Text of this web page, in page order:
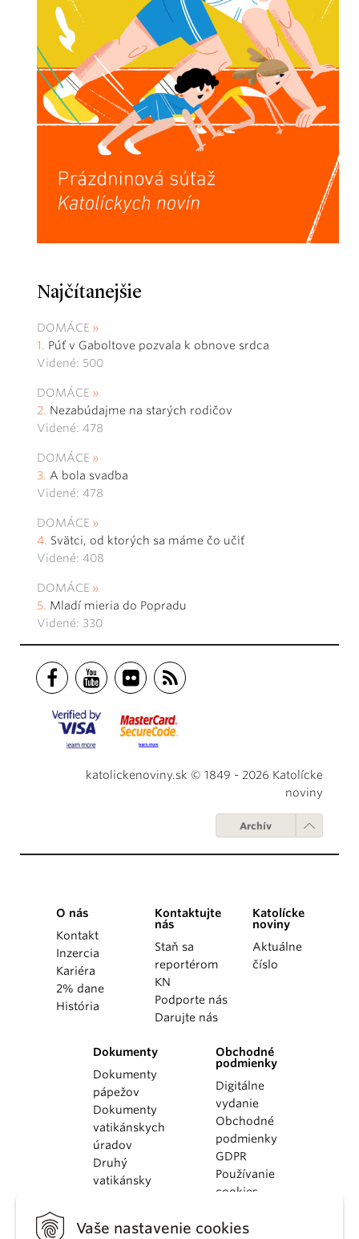
Vaše nastavenie cookies
Najčítanejšie
DOMÁCE
Púť v Gaboltove pozvala k obnove srdca
Videné: 500
DOMÁCE
Nezabúdajme na starých rodičov
Videné: 478
DOMÁCE
A bola svadba
Videné: 478
DOMÁCE
Svätci, od ktorých sa máme čo učiť
Videné: 408
DOMÁCE
Mladí mieria do Popradu
Videné: 330
katolickenoviny.sk © 1849 - 2026 Katolícke
noviny
Archív
O nás
Kontakt
Inzercia
Kariéra
2% dane
História
Kontaktujte
nás
Staň sa
reportérom
KN
Podporte nás
Darujte nás
Katolícke
noviny
Aktuálne
číslo
Dokumenty
Dokumenty
pápežov
Dokumenty
vatikánskych
úradov
Druhý
vatikánsky
KBS
Obchodné
podmienky
Digitálne
vydanie
Obchodné
podmienky
GDPR
Používanie
cookies